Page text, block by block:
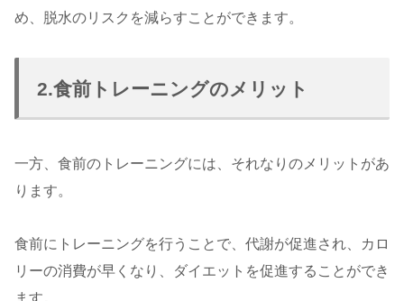
め、脱水のリスクを減らすことができます。
2.食前トレーニングのメリット
一方、食前のトレーニングには、それなりのメリットがあ
ります。
食前にトレーニングを行うことで、代謝が促進され、カロ
リーの消費が早くなり、ダイエットを促進することができ
ます。